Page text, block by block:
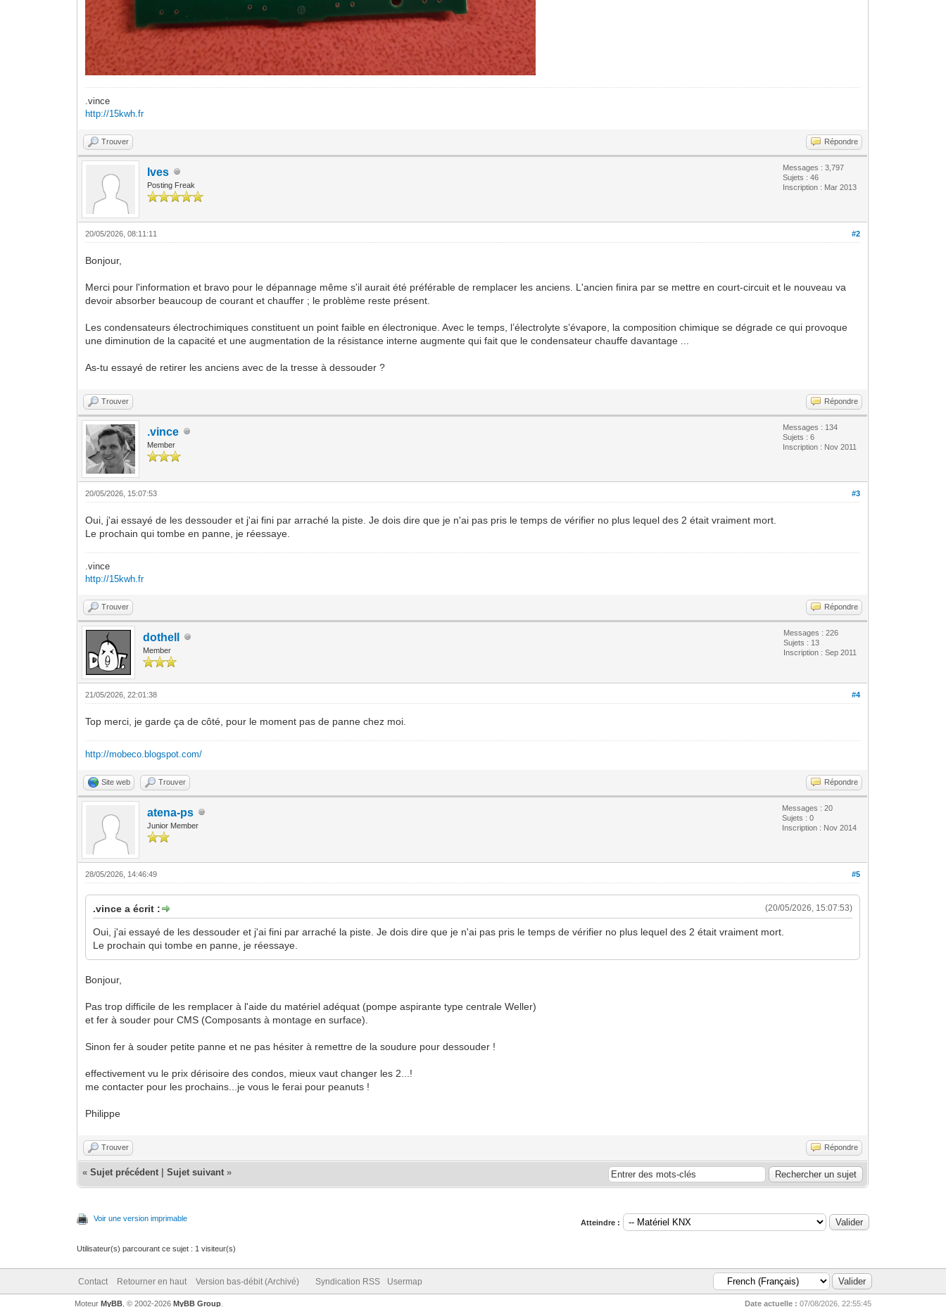
.vince
http://15kwh.fr
Trouver Répondre
Ives
Posting Freak
Messages : 3,797
Sujets : 46
Inscription : Mar 2013
#2
20/05/2026, 08:11:11
Bonjour,
Merci pour l'information et bravo pour le dépannage même s'il aurait été préférable de remplacer les anciens. L'ancien finira par se mettre en court-circuit et le nouveau va
devoir absorber beaucoup de courant et chauffer ; le problème reste présent.
Les condensateurs électrochimiques constituent un point faible en électronique. Avec le temps, l’électrolyte s’évapore, la composition chimique se dégrade ce qui provoque
une diminution de la capacité et une augmentation de la résistance interne augmente qui fait que le condensateur chauffe davantage ...
As-tu essayé de retirer les anciens avec de la tresse à dessouder ?
Trouver Répondre
.vince
Member
Messages : 134
Sujets : 6
Inscription : Nov 2011
#3
20/05/2026, 15:07:53
Oui, j'ai essayé de les dessouder et j'ai fini par arraché la piste. Je dois dire que je n'ai pas pris le temps de vérifier no plus lequel des 2 était vraiment mort.
Le prochain qui tombe en panne, je réessaye.
.vince
http://15kwh.fr
Trouver Répondre
dothell
Member
Messages : 226
Sujets : 13
Inscription : Sep 2011
#4
21/05/2026, 22:01:38
Top merci, je garde ça de côté, pour le moment pas de panne chez moi.
http://mobeco.blogspot.com/
Site web Trouver Répondre
atena-ps
Junior Member
Messages : 20
Sujets : 0
Inscription : Nov 2014
#5
28/05/2026, 14:46:49
(20/05/2026, 15:07:53)
.vince a écrit :
Oui, j'ai essayé de les dessouder et j'ai fini par arraché la piste. Je dois dire que je n'ai pas pris le temps de vérifier no plus lequel des 2 était vraiment mort.
Le prochain qui tombe en panne, je réessaye.
Bonjour,
Pas trop difficile de les remplacer à l'aide du matériel adéquat (pompe aspirante type centrale Weller)
et fer à souder pour CMS (Composants à montage en surface).
Sinon fer à souder petite panne et ne pas hésiter à remettre de la soudure pour dessouder !
effectivement vu le prix dérisoire des condos, mieux vaut changer les 2...!
me contacter pour les prochains...je vous le ferai pour peanuts !
Philippe
Trouver Répondre
«Sujet précédent |Sujet suivant »
Voir une version imprimable Atteindre :
Utilisateur(s) parcourant ce sujet : 1 visiteur(s)
Contact Retourner en haut Version bas-débit (Archivé) Syndication RSS Usermap
Date actuelle : 07/08/2026, 22:55:45
Moteur MyBB, © 2002-2026 MyBB Group.